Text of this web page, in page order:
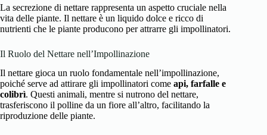
La secrezione di nettare rappresenta un aspetto cruciale nella
vita delle piante. Il nettare è un liquido dolce e ricco di
nutrienti che le piante producono per attrarre gli impollinatori.
Il Ruolo del Nettare nell’Impollinazione
Il nettare gioca un ruolo fondamentale nell’impollinazione,
poiché serve ad attirare gli impollinatori come api, farfalle e
colibrì. Questi animali, mentre si nutrono del nettare,
trasferiscono il polline da un fiore all’altro, facilitando la
riproduzione delle piante.